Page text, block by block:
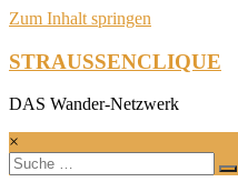
Zum Inhalt springen
STRAUSSENCLIQUE
DAS Wander-Netzwerk
×